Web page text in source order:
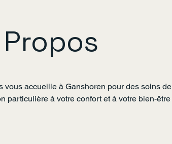
vous accueille à Ganshoren pour des soins de
particulière à votre confort et à votre bien-être